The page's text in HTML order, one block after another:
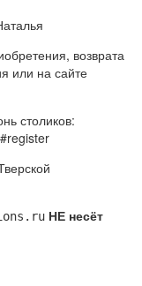
возврата
или на сайте
столиков:
НЕ несёт